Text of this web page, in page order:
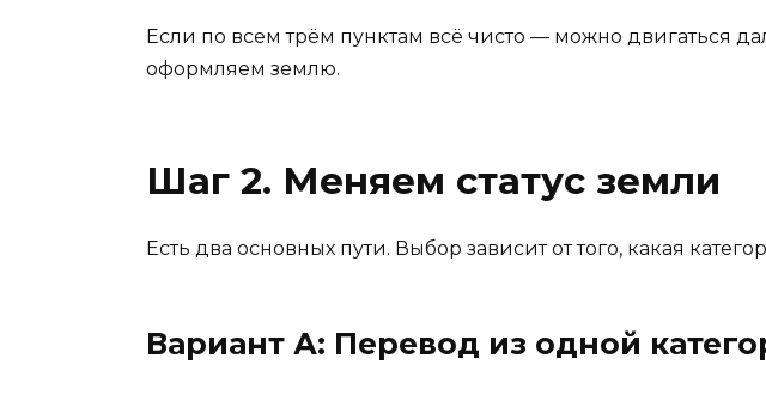
Если по всем трём пунктам всё чисто — можно двигаться
оформляем землю.
Шаг 2. Меняем статус земли
Есть два основных пути. Выбор зависит от того, какая
Вариант А: Перевод из одной